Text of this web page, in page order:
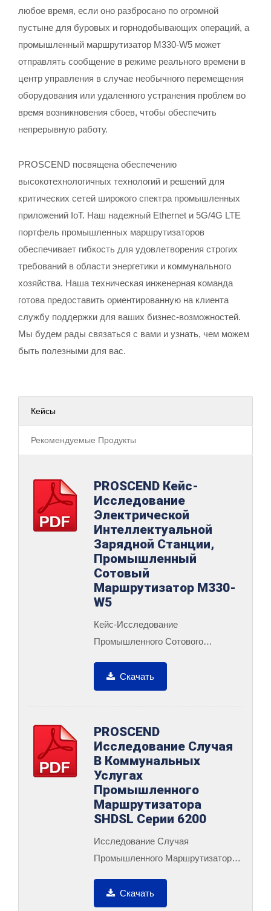
любое время, если оно разбросано по огромной
пустыне для буровых и горнодобывающих операций, а
промышленный маршрутизатор M330-W5 может
отправлять сообщение в режиме реального времени в
центр управления в случае необычного перемещения
оборудования или удаленного устранения проблем во
время возникновения сбоев, чтобы обеспечить
непрерывную работу.
PROSCEND посвящена обеспечению
высокотехнологичных технологий и решений для
критических сетей широкого спектра промышленных
приложений IoT. Наш надежный Ethernet и 5G/4G LTE
портфель промышленных маршрутизаторов
обеспечивает гибкость для удовлетворения строгих
требований в области энергетики и коммунального
хозяйства. Наша техническая инженерная команда
готова предоставить ориентированную на клиента
службу поддержки для ваших бизнес-возможностей.
Мы будем рады связаться с вами и узнать, чем можем
быть полезными для вас.
Кейсы
Рекомендуемые Продукты
PROSCEND Кейс-
Исследование
Электрической
Интеллектуальной
Зарядной Станции,
Промышленный
Сотовый
Маршрутизатор M330-
W5
Кейс-Исследование
Промышленного Сотового
Электрических
Интеллектуальных...
Скачать
PROSCEND
Исследование Случая
В Коммунальных
Услугах
Промышленного
Маршрутизатора
SHDSL Серии 6200
Исследование Случая
Промышленного Маршрутизатора
Коммунальных Услугах.
Скачать